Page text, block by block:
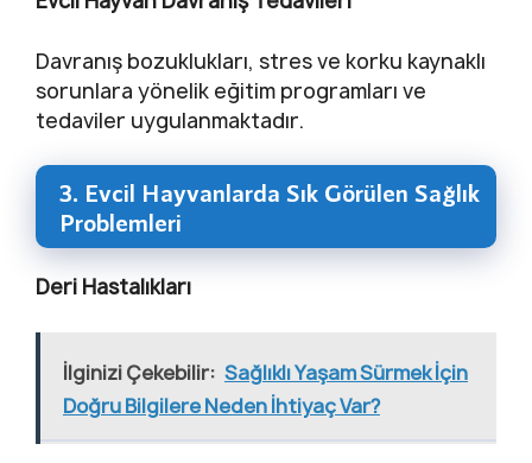
Davranış bozuklukları, stres ve korku kaynaklı
sorunlara yönelik eğitim programları ve
tedaviler uygulanmaktadır.
3. Evcil Hayvanlarda Sık Görülen Sağlık
Problemleri
Deri Hastalıkları
İlginizi Çekebilir: Sağlıklı Yaşam Sürmek İçin
Doğru Bilgilere Neden İhtiyaç Var?